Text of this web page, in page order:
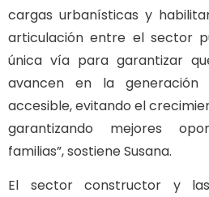
cargas urbanísticas y
articulación entre el sector
única vía para garantizar
avancen en la
accesible, evitando el
garantizando mejores
familias”, sostiene Susana.
El sector constructor y